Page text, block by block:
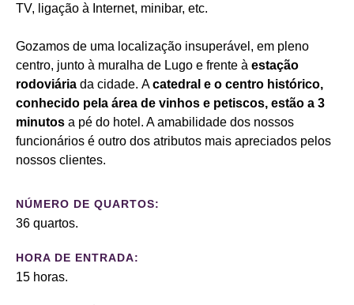
TV, ligação à Internet, minibar, etc.
Gozamos de uma localização insuperável, em pleno
centro, junto à muralha de Lugo e frente à estação
rodoviária da cidade. Acatedral e o centro histórico,
conhecido pela área de vinhos e petiscos, estão a 3
minutos a pé do hotel. A amabilidade dos nossos
funcionários é outro dos atributos mais apreciados pelos
nossos clientes.
NÚMERO DE QUARTOS:
36 quartos.
HORA DE ENTRADA:
15 horas.